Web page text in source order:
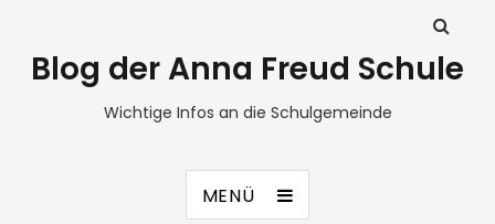
Blog der Anna Freud Schule
Wichtige Infos an die Schulgemeinde
MENÜ